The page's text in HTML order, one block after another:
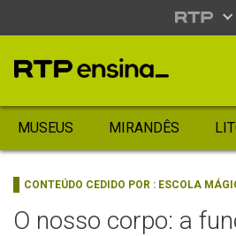
MUSEUS MIRANDÊS
CONTEÚDO CEDIDO POR : ESCOLA
O nosso corpo: a